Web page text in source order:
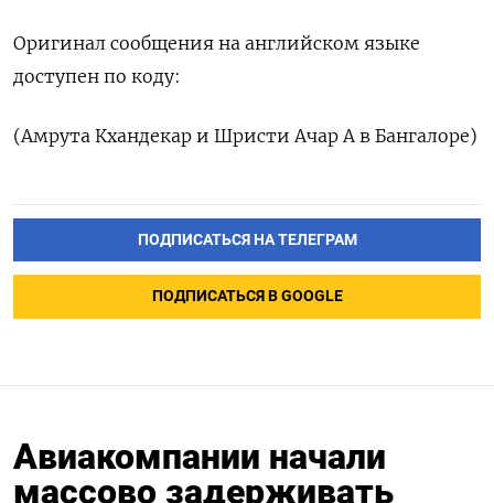
Оригинал сообщения на английском языке
доступен по коду:
(Амрута Кхандекар и Шристи Ачар A в Бангалоре)
ПОДПИСАТЬСЯ НА ТЕЛЕГРАМ
ПОДПИСАТЬСЯ В GOOGLE
Авиакомпании начали
массово задерживать